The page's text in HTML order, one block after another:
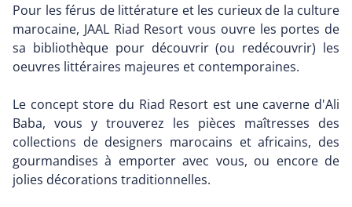
Pour les férus de littérature et les curieux de la culture
marocaine, JAAL Riad Resort vous ouvre les portes de
sa bibliothèque pour découvrir (ou redécouvrir) les
oeuvres littéraires majeures et contemporaines.
Le concept store du Riad Resort est une caverne d'Ali
Baba, vous y trouverez les pièces maîtresses des
collections de designers marocains et africains, des
gourmandises à emporter avec vous, ou encore de
jolies décorations traditionnelles.